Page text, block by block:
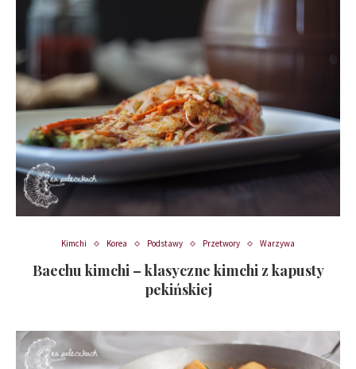
Kimchi Korea Podstawy Przetwory Warzywa
Baechu kimchi – klasyczne kimchi z kapusty
pekińskiej